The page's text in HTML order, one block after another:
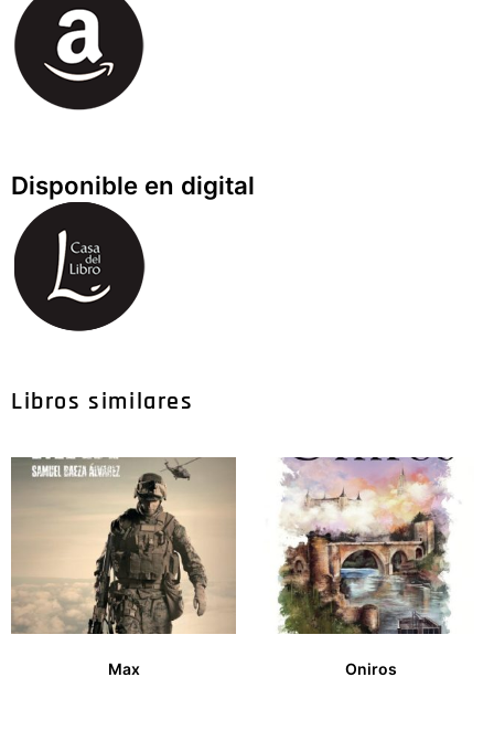
Disponible en digital
Libros similares
Max
Oniros